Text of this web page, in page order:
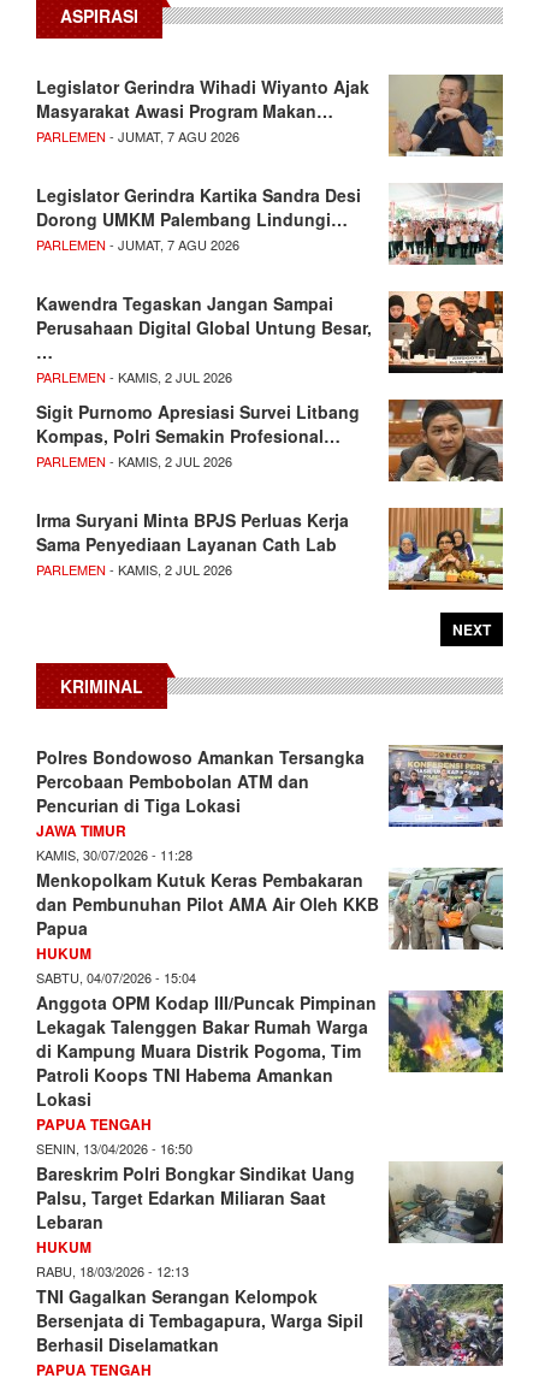
ASPIRASI
Legislator Gerindra Wihadi Wiyanto Ajak
Masyarakat Awasi Program Makan…
PARLEMEN - JUMAT, 7 AGU 2026
Legislator Gerindra Kartika Sandra Desi
Dorong UMKM Palembang Lindungi…
PARLEMEN - JUMAT, 7 AGU 2026
Kawendra Tegaskan Jangan Sampai
Perusahaan Digital Global Untung Besar,
…
PARLEMEN - KAMIS, 2 JUL 2026
Sigit Purnomo Apresiasi Survei Litbang
Kompas, Polri Semakin Profesional…
PARLEMEN - KAMIS, 2 JUL 2026
Irma Suryani Minta BPJS Perluas Kerja
Sama Penyediaan Layanan Cath Lab
PARLEMEN - KAMIS, 2 JUL 2026
NEXT
KRIMINAL
Polres Bondowoso Amankan Tersangka
Percobaan Pembobolan ATM dan
Pencurian di Tiga Lokasi
JAWA TIMUR
KAMIS, 30/07/2026 - 11:28
Menkopolkam Kutuk Keras Pembakaran
dan Pembunuhan Pilot AMA Air Oleh KKB
Papua
HUKUM
SABTU, 04/07/2026 - 15:04
Anggota OPM Kodap III/Puncak Pimpinan
Lekagak Talenggen Bakar Rumah Warga
di Kampung Muara Distrik Pogoma, Tim
Patroli Koops TNI Habema Amankan
Lokasi
PAPUA TENGAH
SENIN, 13/04/2026 - 16:50
Bareskrim Polri Bongkar Sindikat Uang
Palsu, Target Edarkan Miliaran Saat
Lebaran
HUKUM
RABU, 18/03/2026 - 12:13
TNI Gagalkan Serangan Kelompok
Bersenjata di Tembagapura, Warga Sipil
Berhasil Diselamatkan
PAPUA TENGAH